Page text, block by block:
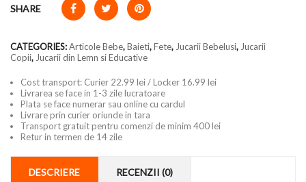
SHARE
CATEGORIES:Articole Bebe,Baieti,Fete, Jucarii Bebelusi, Jucarii
Copii, Jucarii din Lemn si Educative
Cost transport: Curier 22.99 lei / Locker 16.99 lei
Livrarea se face in 1-3 zile lucratoare
Plata se face numerar sau online cu cardul
Livrare prin curier oriunde in tara
Transport gratuit pentru comenzi de minim 400 lei
Retur in termen de 14 zile
DESCRIERE RECENZII (0)